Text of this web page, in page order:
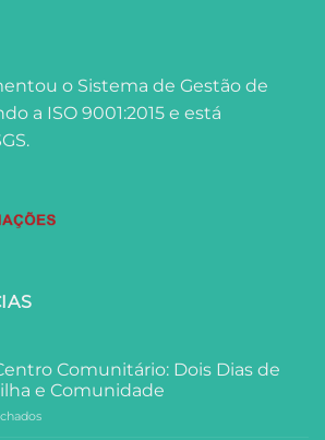
o Sistema de Gestão de
a ISO 9001:2015 e está
Comunitário: Dois Dias de
e Comunidade
em